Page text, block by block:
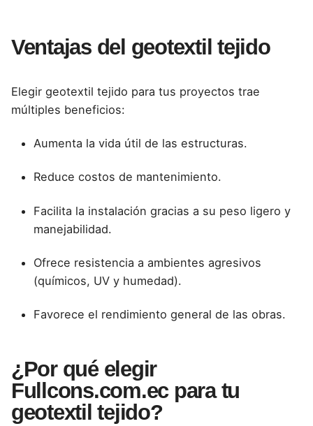
Ventajas del geotextil tejido
Elegir geotextil tejido para tus proyectos trae
múltiples beneficios:
Aumenta la vida útil de las estructuras.
Reduce costos de mantenimiento.
Facilita la instalación gracias a su peso ligero y
manejabilidad.
Ofrece resistencia a ambientes agresivos
(químicos, UV y humedad).
Favorece el rendimiento general de las obras.
¿Por qué elegir
Fullcons.com.ec para tu
geotextil tejido?